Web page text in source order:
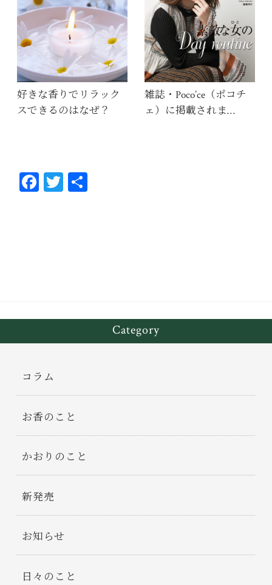
好きな香りでリラック
スできるのはなぜ？
雑誌・Poco’ce（ポコチ
ェ）に掲載されま…
Fa T
Category
コラム
お香のこと
かおりのこと
新発売
お知らせ
日々のこと